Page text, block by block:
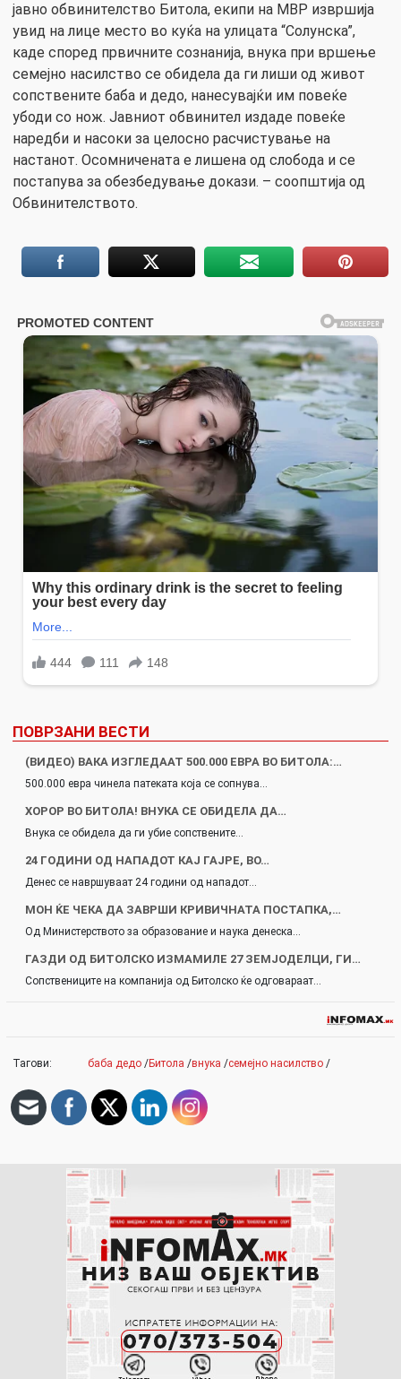
јавно обвинителство Битола, екипи на МВР извршија
увид на лице место во куќа на улицата “Солунска”,
каде според првичните сознанија, внука при вршење
семејно насилство се обидела да ги лиши од живот
сопствените баба и дедо, нанесувајќи им повеќе
убоди со нож. Јавниот обвинител издаде повеќе
наредби и насоки за целосно расчистување на
настанот. Осомничената е лишена од слобода и се
постапува за обезбедување докази. – соопштија од
Обвинителството.
ПОВРЗАНИ ВЕСТИ
(ВИДЕО) ВАКА ИЗГЛЕДААТ 500.000 ЕВРА ВО БИТОЛА:…
500.000 евра чинела патеката која се сопнува…
ХОРОР ВО БИТОЛА! ВНУКА СЕ ОБИДЕЛА ДА…
Внука се обидела да ги убие сопствените…
24 ГОДИНИ ОД НАПАДОТ КАЈ ГАЈРЕ, ВО…
Денес се навршуваат 24 години од нападот…
МОН ЌЕ ЧЕКА ДА ЗАВРШИ КРИВИЧНАТА ПОСТАПКА,…
Од Министерството за образование и наука денеска…
ГАЗДИ ОД БИТОЛСКО ИЗМАМИЛЕ 27 ЗЕМЈОДЕЛЦИ, ГИ…
Сопствениците на компанија од Битолско ќе одговараат…
Тагови: баба дедо /Битола /внука /семејно насилство /